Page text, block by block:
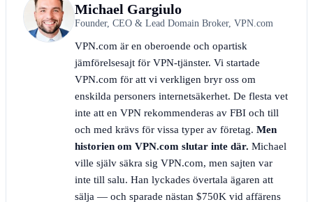
Michael Gargiulo
Founder, CEO & Lead Domain Broker, VPN.com
VPN.com är en oberoende och opartisk
jämförelsesajt för VPN-tjänster. Vi startade
VPN.com för att vi verkligen bryr oss om
enskilda personers internetsäkerhet. De flesta vet
inte att en VPN rekommenderas av FBI och till
och med krävs för vissa typer av företag. Men
historien om VPN.com slutar inte där. Michael
ville själv säkra sig VPN.com, men sajten var
inte till salu. Han lyckades övertala ägaren att
sälja — och sparade nästan $750K vid affärens